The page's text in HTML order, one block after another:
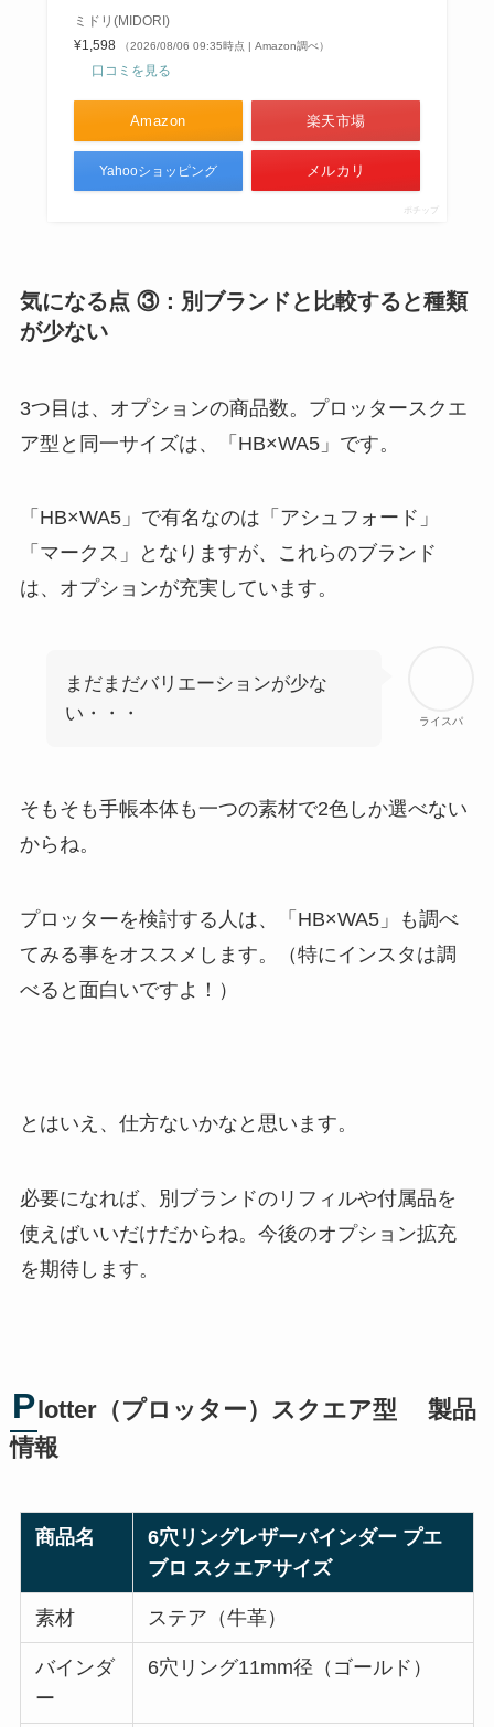
ミドリ(MIDORI)
¥1,598
（2026/08/06 09:35時点 | Amazon調べ）
口コミを見る
Amazon 楽天市場
Yahooショッピング メルカリ
ポチップ
気になる点 ③：別ブランドと比較すると種類
が少ない
3つ目は、オプションの商品数。プロッタースクエ
ア型と同一サイズは、「HB×WA5」です。
「HB×WA5」で有名なのは「アシュフォード」
「マークス」となりますが、これらのブランド
は、オプションが充実しています。
ライスパ
まだまだバリエーションが少な
い・・・
そもそも手帳本体も一つの素材で2色しか選べない
からね。
プロッターを検討する人は、「HB×WA5」も調べ
てみる事をオススメします。（特にインスタは調
べると面白いですよ！）
とはいえ、仕方ないかなと思います。
必要になれば、別ブランドのリフィルや付属品を
使えばいいだけだからね。今後のオプション拡充
を期待します。
P lotter（プロッター）スクエア型 製品
情報
商品名
6穴リングレザーバインダー プエ
ブロ スクエアサイズ
素材 ステア（牛革）
バインダ
ー
6穴リング11mm径（ゴールド）